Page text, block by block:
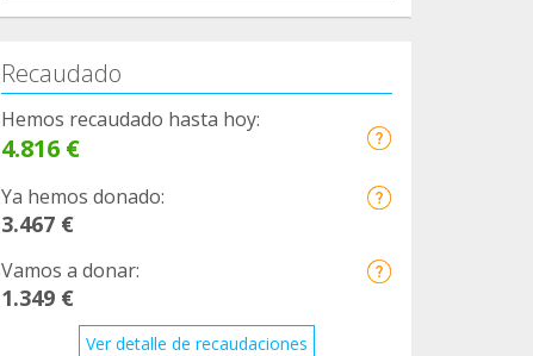
Recaudado
Hemos recaudado hasta hoy:
4.816 €
Ya hemos donado:
3.467 €
Vamos a donar:
1.349 €
Ver detalle de recaudaciones